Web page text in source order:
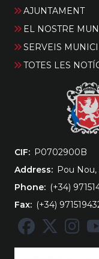
AJUNTAMENT
EL NOSTRE
SERVEIS
TOTES LES
CIF
‎P0702900B
Address
Pou
Phone
(+34)
Fax
(+34)